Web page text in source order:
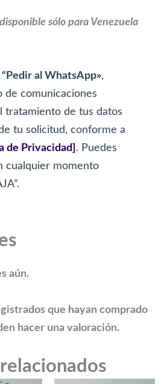
sólo para Venezuela
“Pedir al WhatsApp»,
de comunicaciones
tratamiento de tus datos
tu solicitud, conforme a
de Privacidad] . Puedes
cualquier momento
aún.
que hayan comprado
hacer una valoración.